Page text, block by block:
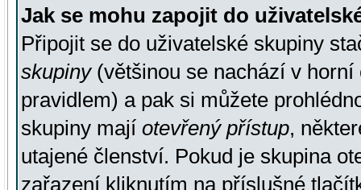
Jak se mohu zapojit do
Připojit se do uživatelské skupiny
skupiny(většinou se nachází v horní
pravidlem) a pak si můžete
skupiny mají otevřený přístup,
utajené členství. Pokud je skupina
zařazení kliknutím na příslušné